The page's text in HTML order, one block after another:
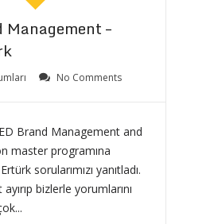
–
No Comments
Brand Management and
master programına
sorularımızı yanıtladı.
bizlerle yorumlarını